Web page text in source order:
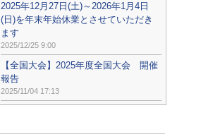
2025年12月27日(土)～2026年1月4日
(日)を年末年始休業とさせていただき
ます
2025/12/25 9:00
【全国大会】2025年度全国大会 開催
報告
2025/11/04 17:13